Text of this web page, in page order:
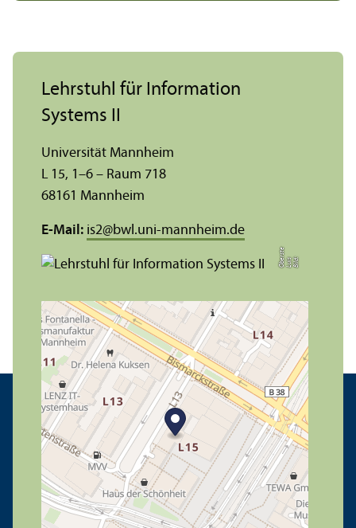
Bil
d:
L
ui
s
O
b
e
r
s
t
e
Lehr­stuhl für Information
Systems II
Universität Mannheim
L 15, 1–6 – Raum 718
68161 Mannheim
E-Mail: is2@bwl.uni-mannheim.de